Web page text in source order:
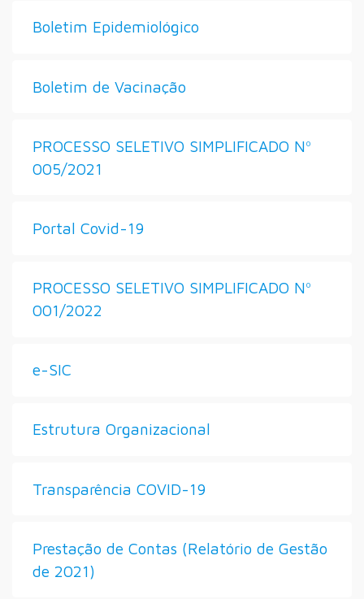
Boletim Epidemiológico
Boletim de Vacinação
PROCESSO SELETIVO SIMPLIFICADO Nº
005/2021
Portal Covid-19
PROCESSO SELETIVO SIMPLIFICADO Nº
001/2022
e-SIC
Estrutura Organizacional
Transparência COVID-19
Prestação de Contas (Relatório de Gestão
de 2021)